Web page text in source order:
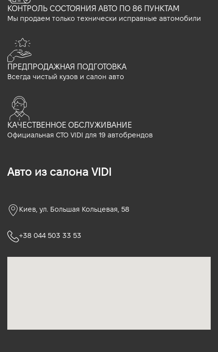
КОНТРОЛЬ СОСТОЯНИЯ АВТО ПО 86 ПУНКТАМ
Мы продаем только технически исправные автомобили
ПРЕДПРОДАЖНАЯ ПОДГОТОВКА
Всегда чистый кузов и салон авто
КАЧЕСТВЕННОЕ ОБСЛУЖИВАНИЕ
Официальная СТО VIDI для 19 автобрендов
Авто из салона VIDI
Киев, ул. Большая Кольцевая, 58
+38 044 503 33 53